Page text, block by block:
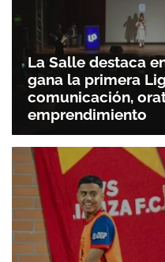
La Salle destaca
gana la primera
comunicación,
emprendimiento